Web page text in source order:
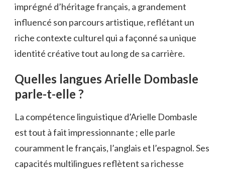
imprégné d’héritage français, a grandement
influencé son parcours artistique, reflétant un
riche contexte culturel qui a façonné sa unique
identité créative tout au long de sa carrière.
Quelles langues Arielle Dombasle
parle-t-elle ?
La compétence linguistique d’Arielle Dombasle
est tout à fait impressionnante ; elle parle
couramment le français, l’anglais et l’espagnol. Ses
capacités multilingues reflètent sa richesse